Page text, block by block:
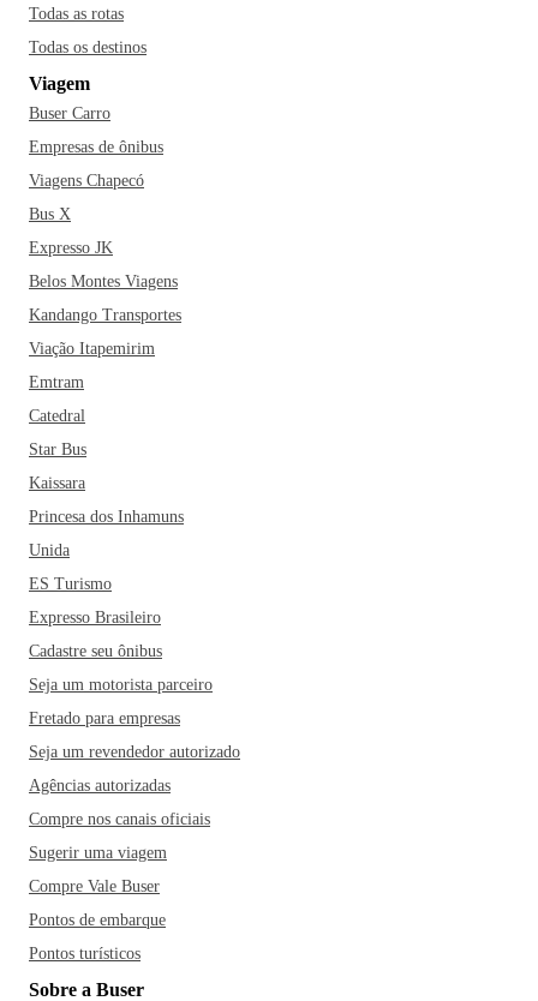
considerada o Caribe Brasileiro, verdadeiro paraíso das
indispensáveis para quem conhece a cidade; as piscinas
naturais e o mergulho nas galés de Maragogi e a beleza das
praias de São Miguel dos Milagres. Na parte urbana da
cidade, a Praia da Ponta Verde é a mais movimentada da
região, mas que não deixa a desejar na beleza. A Praia
Pajuçara também é um destaque, com as jangadas que
no roteiro um passeio de buggy pela Praia do Gunga e uma
visita à Praia do Francês, para apreciar o pôr-do-sol mais
bonito da região.
para os turistas que gostam de mais badalação; além de
aproveitar as paisagens incríveis, vale a pena passar o dia no
sem igual ao destino considerado um verdadeiro paraíso do
litoral brasileiro. O que não falta na cidade são lugares
interessantes para passar o tempo e fazer umas comprinhas
com produtos de artesanato local e lembrancinhas típicas da
cidade; por isso, vale a visita à Feira de Artesanato na Praia
nordestina de verdade, o Bar do Lampião oferece o que há
de melhor na arte do forró pé de serra.
região também é um espetáculo à parte, onde a especialidade
são os frutos do mar. O prato especial é o caldo de sururu,
marisco preparado no leite de coco. Dentre os restaurantes
Bodega do Sertão, o Restaurante Janga Praia e a Tapioca
Maria Bonita. Ah, não deixe de experimentar também o
sururu do Peixarão, prato feito com moluscos e uma boa
porção de carne de sol com macaxeira! E para se refrescar
do típico calor nordestino, aproveite a Sorveteria Bali.
Todas as rotas
Todas os destinos
Viagem
Buser Carro
Empresas de ônibus
Viagens Chapecó
Bus X
Expresso JK
Belos Montes Viagens
Kandango Transportes
Viação Itapemirim
Emtram
Catedral
Star Bus
Kaissara
Princesa dos Inhamuns
Unida
ES Turismo
Expresso Brasileiro
Cadastre seu ônibus
Seja um motorista parceiro
Fretado para empresas
Seja um revendedor autorizado
Agências autorizadas
Compre nos canais oficiais
Sugerir uma viagem
Compre Vale Buser
Pontos de embarque
Pontos turísticos
Sobre a Buser